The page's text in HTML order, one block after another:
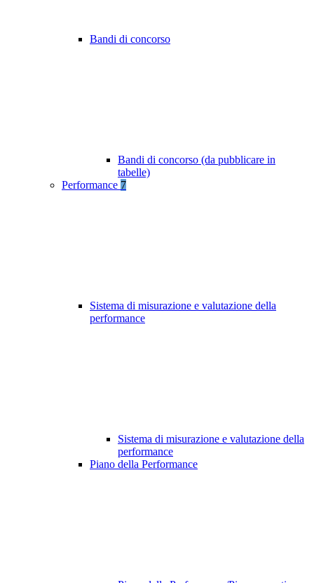
Bandi di concorso
Bandi di concorso (da pubblicare in
tabelle)
Performance 7
Sistema di misurazione e valutazione della
performance
Sistema di misurazione e valutazione della
performance
Piano della Performance